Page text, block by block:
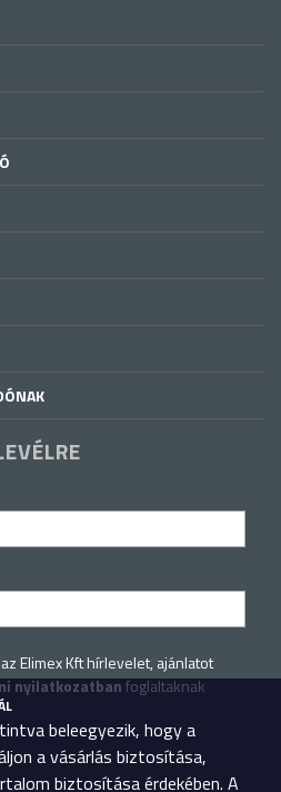
Elimex Kft hírlevelet, ajánlatot
nyilatkozatbanfoglaltaknak
beleegyezik, hogy a
a vásárlás biztosítása,
biztosítása érdekében. A